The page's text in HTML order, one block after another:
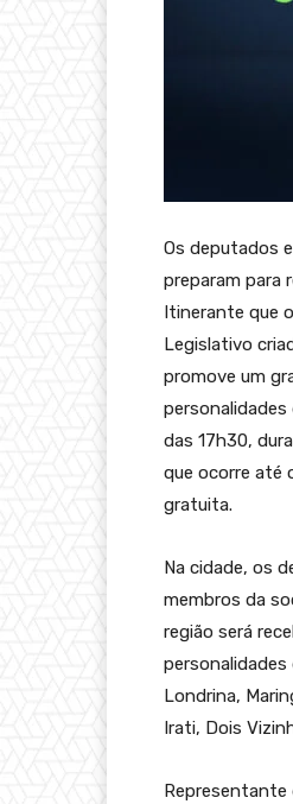
Os deputados
preparam para
Itinerante que
Legislativo
promove um
personalidades
das 17h30,
que ocorre até
gratuita.
Na cidade, os
membros da
região será
Londrina,
Irati, Dois
Representante